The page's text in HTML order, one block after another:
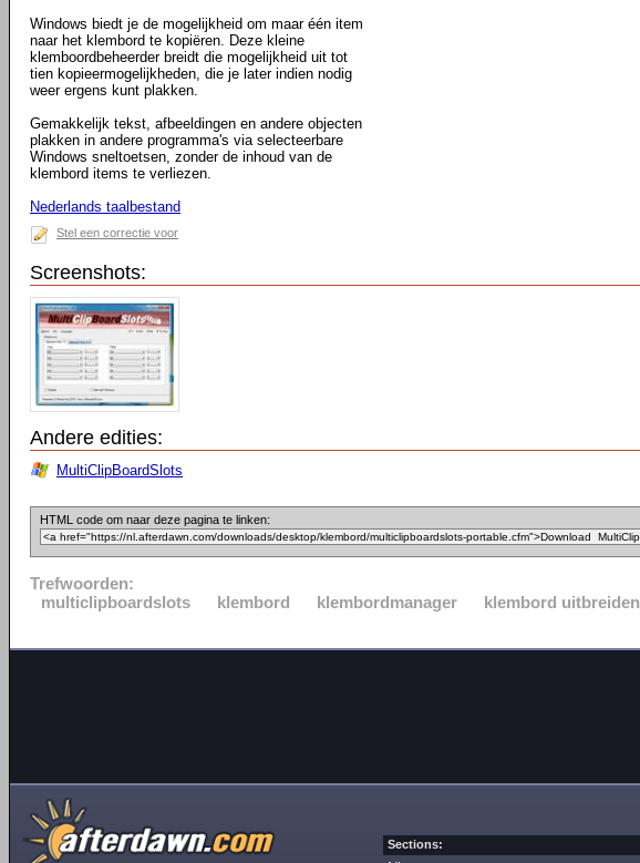
Windows biedt je de mogelijkheid om maar één item
naar het klembord te kopiëren. Deze kleine
klemboordbeheerder breidt die mogelijkheid uit tot
tien kopieermogelijkheden, die je later indien nodig
weer ergens kunt plakken.
Gemakkelijk tekst, afbeeldingen en andere objecten
plakken in andere programma's via selecteerbare
Windows sneltoetsen, zonder de inhoud van de
klembord items te verliezen.
Nederlands taalbestand
Stel een correctie voor
Screenshots:
Andere edities:
MultiClipBoardSlots
HTML code om naar deze pagina te linken:
Trefwoorden:
multiclipboardslots
klembord klembordmanager klembord uitbreiden
Sections: